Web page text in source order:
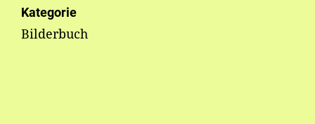
Kategorie
Bilderbuch